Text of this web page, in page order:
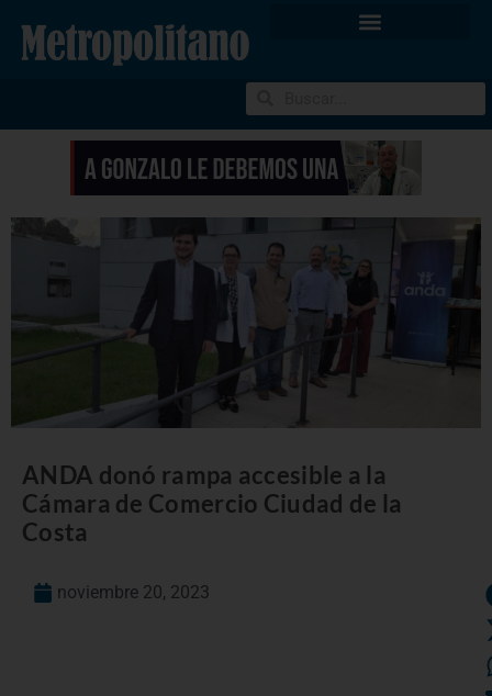
ANDA donó rampa accesible a la
Cámara de Comercio Ciudad de la
Costa
noviembre 20, 2023